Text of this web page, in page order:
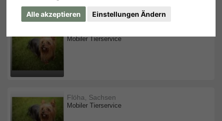
Alle akzeptieren Einstellungen Ändern
Mobiler Tierservice
Mobiler Tierservice
Flöha, Sachsen